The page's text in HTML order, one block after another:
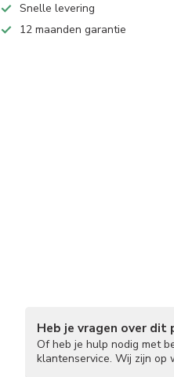
Snelle levering
12 maanden garantie
Heb je vragen over dit
Of heb je hulp nodig met
klantenservice. Wij zijn op